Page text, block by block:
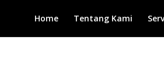
Home Tentang Kami